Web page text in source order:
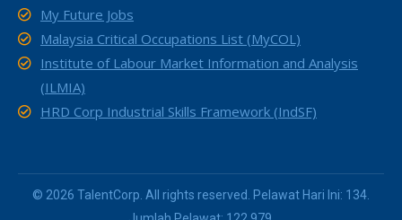
My Future Jobs
Malaysia Critical Occupations List (MyCOL)
Institute of Labour Market Information and Analysis
(ILMIA)
HRD Corp Industrial Skills Framework (IndSF)
© 2026 TalentCorp. All rights reserved. Pelawat Hari Ini: 134.